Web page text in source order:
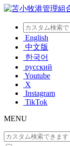
English
中文版
한국어
русский
Youtube
X
Instagram
TikTok
MENU